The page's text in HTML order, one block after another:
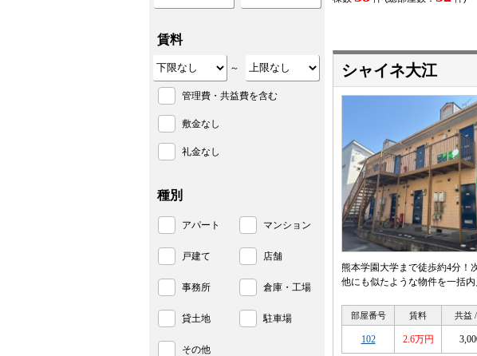
シャイネ大江
熊本学園大学まで徒歩約4分！
他にも似たような物件を一括
部屋番号 賃料 共益
102 2.6万円
賃料
～
管理費・共益費を含む
敷金なし
礼金なし
種別
アパート マンション
戸建て 店舗
事務所 倉庫・工場
貸土地 駐車場
その他